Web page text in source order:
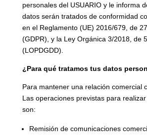
personales del USUARIO y le informa
datos serán tratados de conformidad
en el Reglamento (UE) 2016/679, de
(GDPR), y la Ley Orgánica 3/2018, de
(LOPDGDD).
¿Para qué tratamos tus datos
Para mantener una relación comercial
Las operaciones previstas para
son:
Remisión de comunicaciones